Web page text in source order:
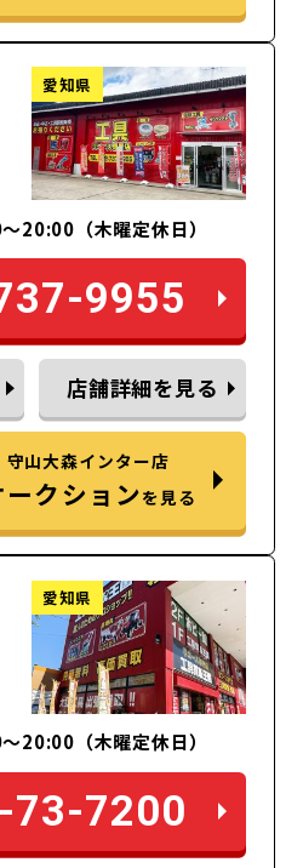
愛知県
20:00（木曜定休日）
9955
店舗詳細を見る
守山大森インター店
クションを見る
愛知県
20:00（木曜定休日）
73-7200